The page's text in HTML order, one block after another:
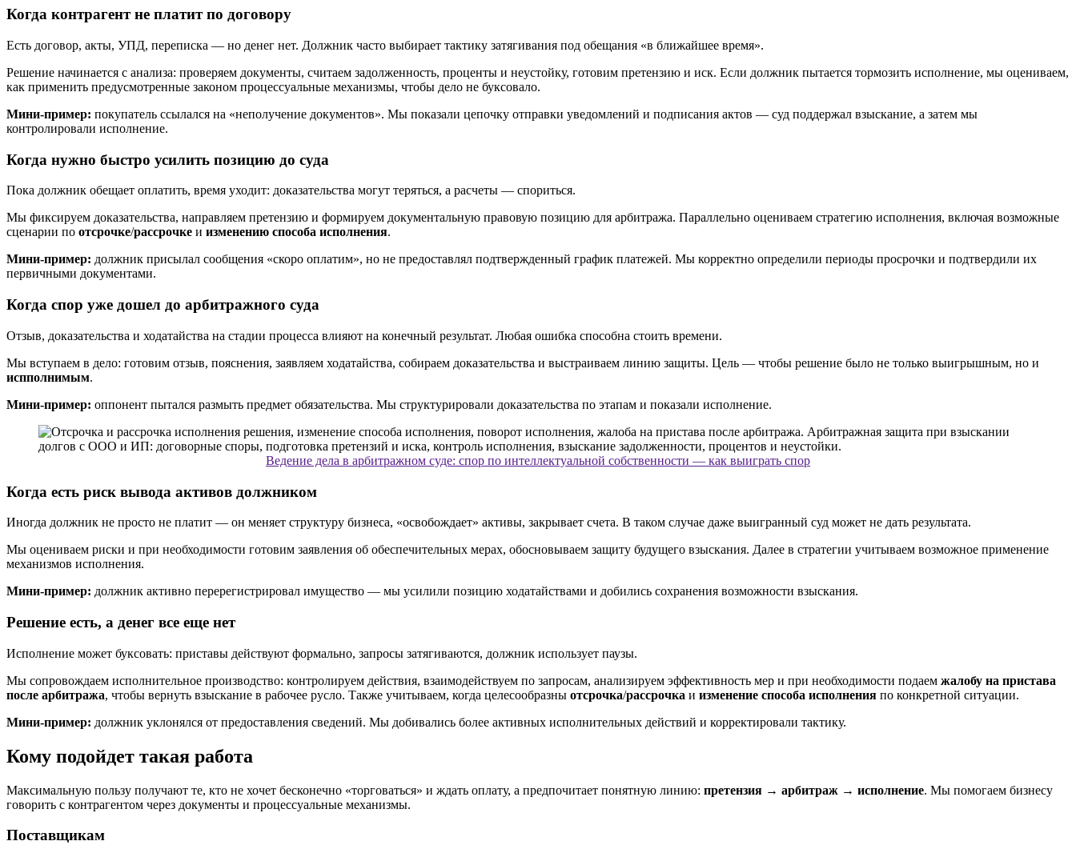
Когда контрагент не платит по договору
Есть договор, акты, УПД, переписка — но денег нет. Должник часто выбирает тактику затягивания под обещания «в ближайшее время».
Решение начинается с анализа: проверяем документы, считаем задолженность, проценты и неустойку, готовим претензию и иск. Если должник пытается тормозить исполнение, мы оцениваем,
как применить предусмотренные законом процессуальные механизмы, чтобы дело не буксовало.
Мини-пример: покупатель ссылался на «неполучение документов». Мы показали цепочку отправки уведомлений и подписания актов — суд поддержал взыскание, а затем мы
контролировали исполнение.
Когда нужно быстро усилить позицию до суда
Пока должник обещает оплатить, время уходит: доказательства могут теряться, а расчеты — спориться.
Мы фиксируем доказательства, направляем претензию и формируем документальную правовую позицию для арбитража. Параллельно оцениваем стратегию исполнения, включая возможные
сценарии по отсрочке/рассрочке и изменению способа исполнения.
Мини-пример: должник присылал сообщения «скоро оплатим», но не предоставлял подтвержденный график платежей. Мы корректно определили периоды просрочки и подтвердили их
первичными документами.
Когда спор уже дошел до арбитражного суда
Отзыв, доказательства и ходатайства на стадии процесса влияют на конечный результат. Любая ошибка способна стоить времени.
Мы вступаем в дело: готовим отзыв, пояснения, заявляем ходатайства, собираем доказательства и выстраиваем линию защиты. Цель — чтобы решение было не только выигрышным, но и
испполнимым.
Мини-пример: оппонент пытался размыть предмет обязательства. Мы структурировали доказательства по этапам и показали исполнение.
Ведение дела в арбитражном суде: спор по интеллектуальной собственности — как выиграть спор
Когда есть риск вывода активов должником
Иногда должник не просто не платит — он меняет структуру бизнеса, «освобождает» активы, закрывает счета. В таком случае даже выигранный суд может не дать результата.
Мы оцениваем риски и при необходимости готовим заявления об обеспечительных мерах, обосновываем защиту будущего взыскания. Далее в стратегии учитываем возможное применение
механизмов исполнения.
Мини-пример: должник активно перерегистрировал имущество — мы усилили позицию ходатайствами и добились сохранения возможности взыскания.
Решение есть, а денег все еще нет
Исполнение может буксовать: приставы действуют формально, запросы затягиваются, должник использует паузы.
Мы сопровождаем исполнительное производство: контролируем действия, взаимодействуем по запросам, анализируем эффективность мер и при необходимости подаем жалобу на пристава
после арбитража, чтобы вернуть взыскание в рабочее русло. Также учитываем, когда целесообразны отсрочка/рассрочка и изменение способа исполнения по конкретной ситуации.
Мини-пример: должник уклонялся от предоставления сведений. Мы добивались более активных исполнительных действий и корректировали тактику.
Кому подойдет такая работа
Максимальную пользу получают те, кто не хочет бесконечно «торговаться» и ждать оплату, а предпочитает понятную линию: претензия → арбитраж → исполнение. Мы помогаем бизнесу
говорить с контрагентом через документы и процессуальные механизмы.
Поставщикам